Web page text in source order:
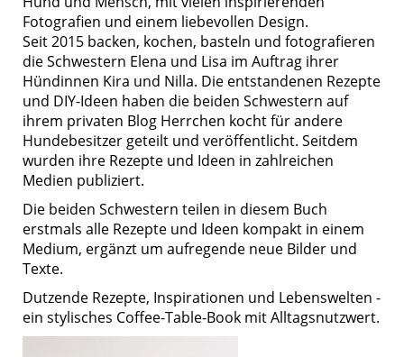
Fotografien und einem liebevollen Design.
Seit 2015 backen, kochen, basteln und fotografieren
die Schwestern Elena und Lisa im Auftrag ihrer
Hündinnen Kira und Nilla. Die entstandenen Rezepte
und DIY-Ideen haben die beiden Schwestern auf
ihrem privaten Blog Herrchen kocht für andere
Hundebesitzer geteilt und veröffentlicht. Seitdem
wurden ihre Rezepte und Ideen in zahlreichen
Medien publiziert.
Die beiden Schwestern teilen in diesem Buch
erstmals alle Rezepte und Ideen kompakt in einem
Medium, ergänzt um aufregende neue Bilder und
Texte.
Dutzende Rezepte, Inspirationen und Lebenswelten -
ein stylisches Coffee-Table-Book mit Alltagsnutzwert.